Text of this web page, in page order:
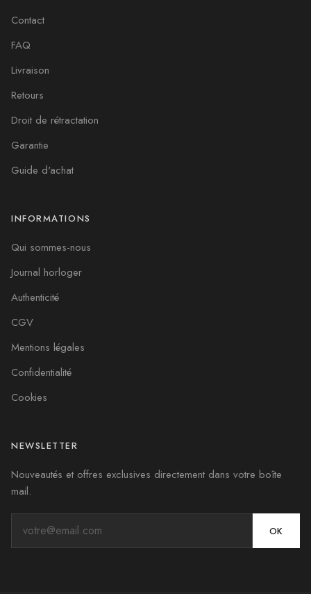
Contact
FAQ
Livraison
Retours
Droit de rétractation
Garantie
Guide d'achat
INFORMATIONS
Qui sommes-nous
Journal horloger
Authenticité
CGV
Mentions légales
Confidentialité
Cookies
NEWSLETTER
Nouveautés et offres exclusives directement dans votre boîte
mail.
OK